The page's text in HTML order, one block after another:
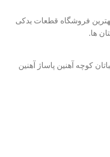
فروشگاه قطعات یدکی
ها.
کوچه آهنین پاساژ آهنین